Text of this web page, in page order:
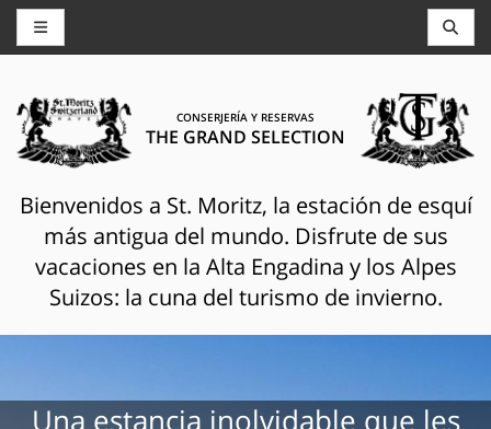
CONSERJERÍA Y RESERVAS
THE GRAND SELECTION
Bienvenidos a St. Moritz, la estación de esquí
más antigua del mundo. Disfrute de sus
vacaciones en la Alta Engadina y los Alpes
Suizos: la cuna del turismo de invierno.
Una estancia inolvidable que les